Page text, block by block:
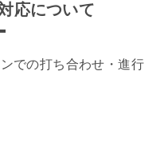
応について
での打ち合わせ・進行